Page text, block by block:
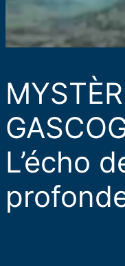
L’écho